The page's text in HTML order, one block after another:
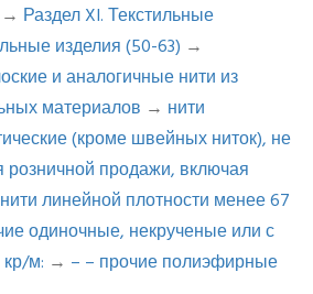
→ Раздел XI. Текстильные
изделия (50-63) →
и аналогичные нити из
материалов → нити
(кроме швейных ниток), не
продажи, включая
линейной плотности менее 67
одиночные, некрученые или с
м: → – – прочие полиэфирные